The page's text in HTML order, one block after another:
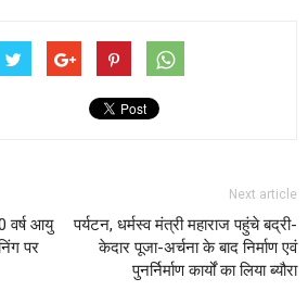
वर्ष आयु
पर
Next article
पर्यटन, धर्मस्व मंत्री महाराज पहुंचे बद्री-
केदार पूजा-अर्चना के बाद निर्माण एवं
पुनर्निर्माण कार्यों का लिया ब्यौरा